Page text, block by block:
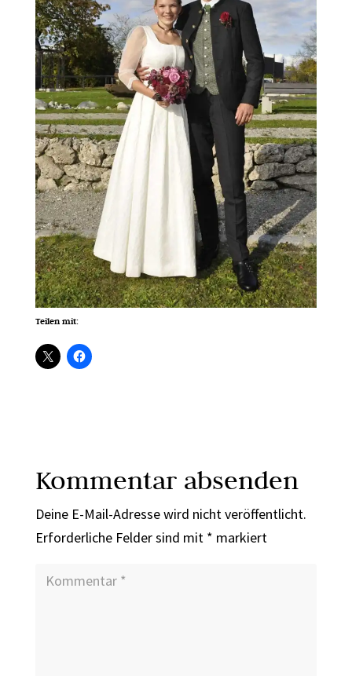
Teilen mit:
Kommentar absenden
Deine E-Mail-Adresse wird nicht veröffentlicht.
Erforderliche Felder sind mit * markiert